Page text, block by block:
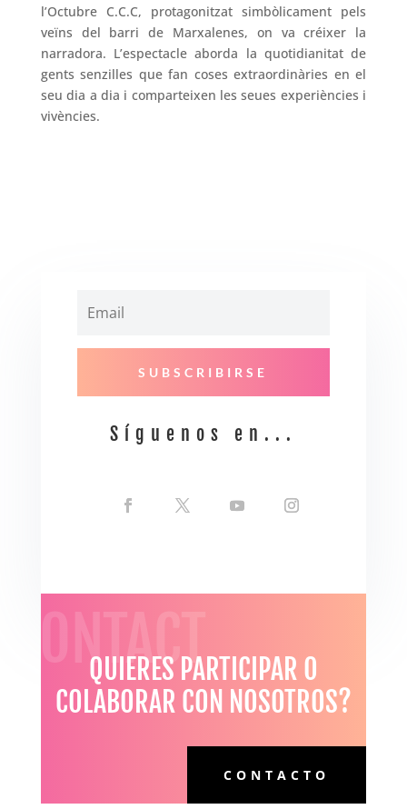
l’Octubre C.C.C, protagonitzat simbòlicament pels
veïns del barri de Marxalenes, on va créixer la
narradora. L’espectacle aborda la quotidianitat de
gents senzilles que fan coses extraordinàries en el
seu dia a dia i comparteixen les seues experiències i
vivències.
SUBSCRIBIRSE
Síguenos en...
CONTACT
QUIERES PARTICIPAR O
COLABORAR CON NOSOTROS?
CONTACTO